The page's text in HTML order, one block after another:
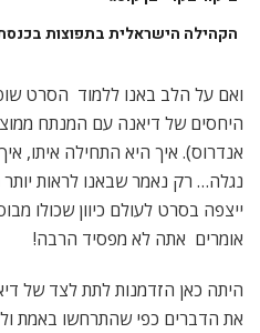
הקהילה הישראלית בתפוצות
ואם על הלב באנו ללמוד  הסרט
היחסים של דיאנה עם המנתח
אנדרוס). איך היא התחילה איתו,
נגלה… רק נאמר שבאנו לראות
ייצפה בסרט לעולם כיוון שכולו
אומרים  אתה לא מפסיד הרבה!
היתה כאן הזדמנות לתת לצד של
את הדברים כפי שהתרחשו באמת